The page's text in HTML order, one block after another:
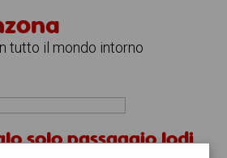
tutto il mondo intorno
solo passaggio lodi